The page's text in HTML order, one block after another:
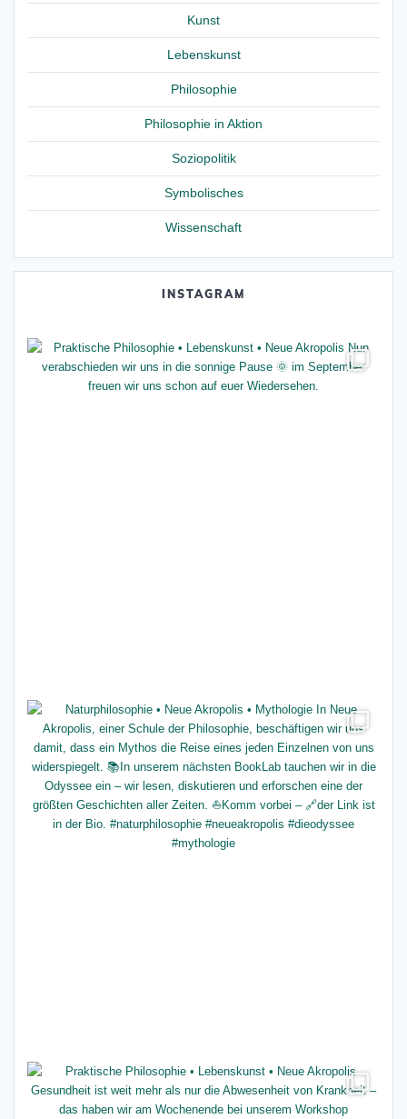
Kunst
Lebenskunst
Philosophie
Philosophie in Aktion
Soziopolitik
Symbolisches
Wissenschaft
INSTAGRAM